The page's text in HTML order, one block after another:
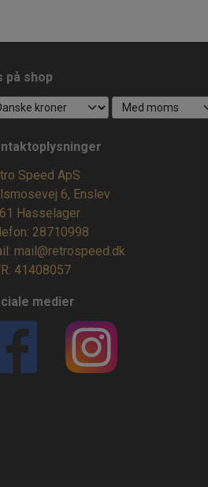
på shop
Speed ApS
6, Enslev
Hasselager
28710998
mail@retrospeed.dk
41408057
medier